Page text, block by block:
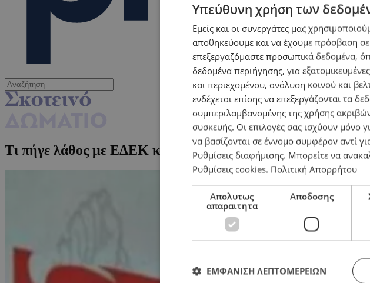
Τι πήγε λάθος με ΕΔΕΚ και Οικολόγους;
Υπεύθυνη χρήση των
Εμείς και οι συνεργάτες μας
αποθηκεύουμε και να έχουμε πρόσβαση
επεξεργαζόμαστε προσωπικά δεδομένα,
δεδομένα περιήγησης, για
και περιεχομένου, ανάλυση κοινού και
ενδέχεται επίσης να επεξεργάζονται τα
συμπεριλαμβανομένης της χρήσης
συσκευής. Οι επιλογές σας ισχύουν μόνο
να βασίζονται σε έννομο συμφέρον αντί
Ρυθμίσεις διαφήμισης. Μπορείτε να
Ρυθμίσεις cookies. Πολιτική Απορρήτου
Απολυτως
απαραιτητα
Αποδοσης
ΕΜΦΑΝΙΣΗ ΛΕΠΤΟΜΕΡΕΙΩΝ